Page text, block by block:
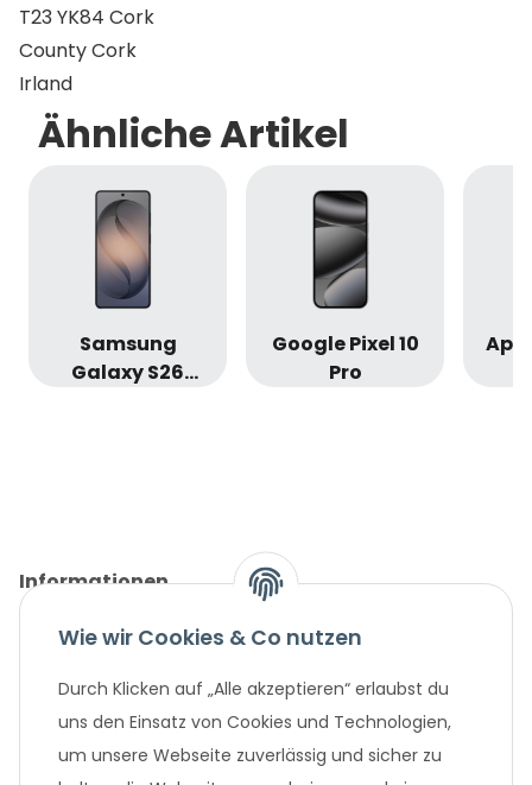
T23 YK84 Cork
County Cork
Irland
Ähnliche Artikel
Samsung
Galaxy S26
Google Pixel 10
Pro
Informationen
Gesetzliche Informationen
Unternehmen
Wie wir Cookies & Co nutzen
Durch Klicken auf „Alle akzeptieren“ erlaubst du
uns den Einsatz von Cookies und Technologien,
um unsere Webseite zuverlässig und sicher zu